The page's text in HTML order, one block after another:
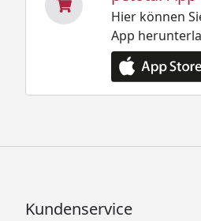
Hier können
App
Kundenservice